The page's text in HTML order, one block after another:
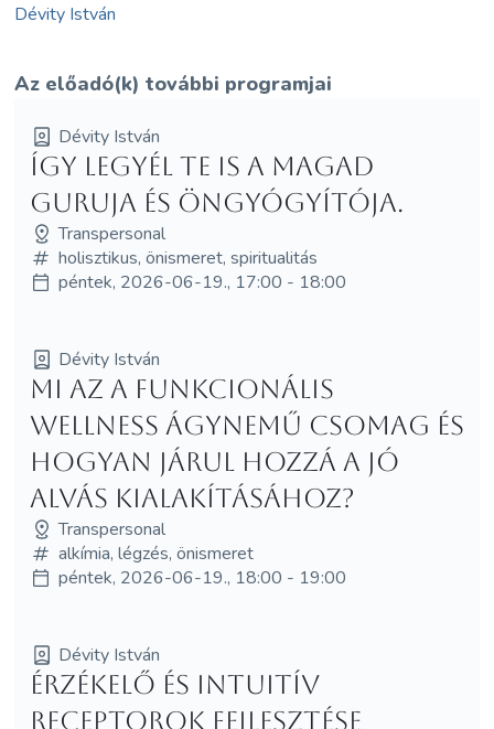
Dévity István
Az előadó(k) további programjai
Dévity István
Így legyél te is a magad
guruja és öngyógyítója.
Transpersonal
holisztikus, önismeret, spiritualitás
péntek, 2026-06-19., 17:00 - 18:00
Dévity István
Mi az a funkcionális
wellness ágynemű csomag és
hogyan járul hozzá a jó
alvás kialakításához?
Transpersonal
alkímia, légzés, önismeret
péntek, 2026-06-19., 18:00 - 19:00
Dévity István
Érzékelő és intuitív
receptorok fejlesztése